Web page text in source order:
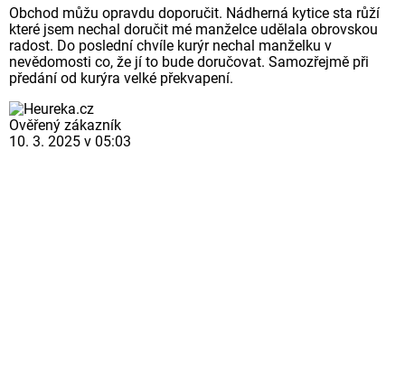
Obchod můžu opravdu doporučit. Nádherná kytice sta růží
které jsem nechal doručit mé manželce udělala obrovskou
radost. Do poslední chvíle kurýr nechal manželku v
nevědomosti co, že jí to bude doručovat. Samozřejmě při
předání od kurýra velké překvapení.
Ověřený zákazník
10. 3. 2025 v 05:03